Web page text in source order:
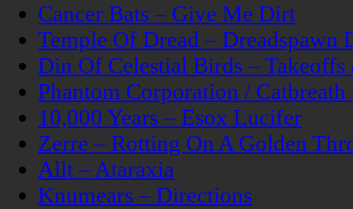
Cancer Bats – Give Me Dirt
Temple Of Dread – Dreadspawn
Din Of Celestial Birds –
Phantom Corporation /
10,000 Years – Esox Lucifer
Zerre – Rotting On A Golden
Allt – Ataraxia
Knumears – Directions